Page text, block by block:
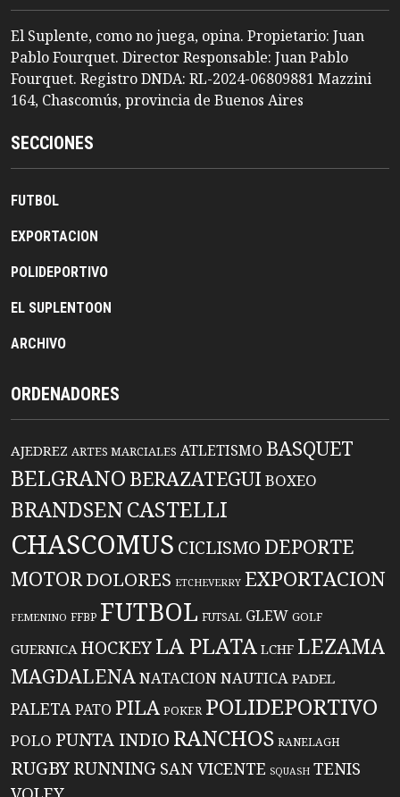
El Suplente, como no juega, opina. Propietario: Juan
Pablo Fourquet. Director Responsable: Juan Pablo
Fourquet. Registro DNDA: RL-2024-06809881 Mazzini
164, Chascomús, provincia de Buenos Aires
SECCIONES
FUTBOL
EXPORTACION
POLIDEPORTIVO
EL SUPLENTOON
ARCHIVO
ORDENADORES
AJEDREZ ARTES MARCIALES ATLETISMO BASQUET
BELGRANO BERAZATEGUIBOXEO
BRANDSENCASTELLI
CHASCOMUS CICLISMO DEPORTE
MOTORDOLORES ETCHEVERRY EXPORTACION
FEMENINO FFBP FUTBOL FUTSAL GLEW GOLF
GUERNICA HOCKEYLA PLATA LCHF LEZAMA
MAGDALENANATACIONNAUTICA PADEL
PALETAPATO PILA POKER POLIDEPORTIVO
POLO PUNTA INDIO RANCHOS RANELAGH
RUGBYRUNNING SAN VICENTE SQUASH TENIS